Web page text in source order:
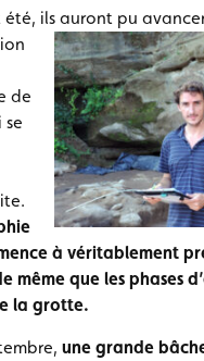
été, ils auront pu
de
à véritablement
même que les phases
la grotte.
une grande